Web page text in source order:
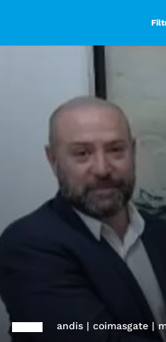
andis| coimasgate|